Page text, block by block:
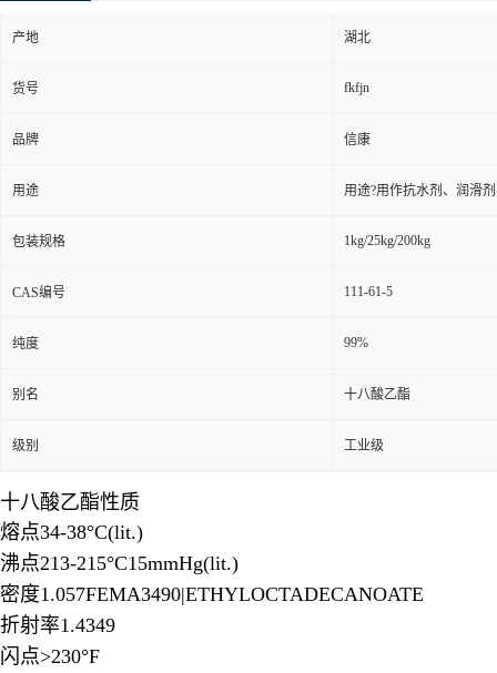
产地 湖北
货号 fkfjn
品牌 信康
用途 用途?用作抗水剂、润滑
包装规格 1kg/25kg/200kg
CAS编号 111-61-5
纯度 99%
别名 十八酸乙酯
级别 工业级
十八酸乙酯性质
熔点34-38°C(lit.)
沸点213-215°C15mmHg(lit.)
密度1.057FEMA3490|ETHYLOCTADECANOATE
折射率1.4349
闪点>230°F